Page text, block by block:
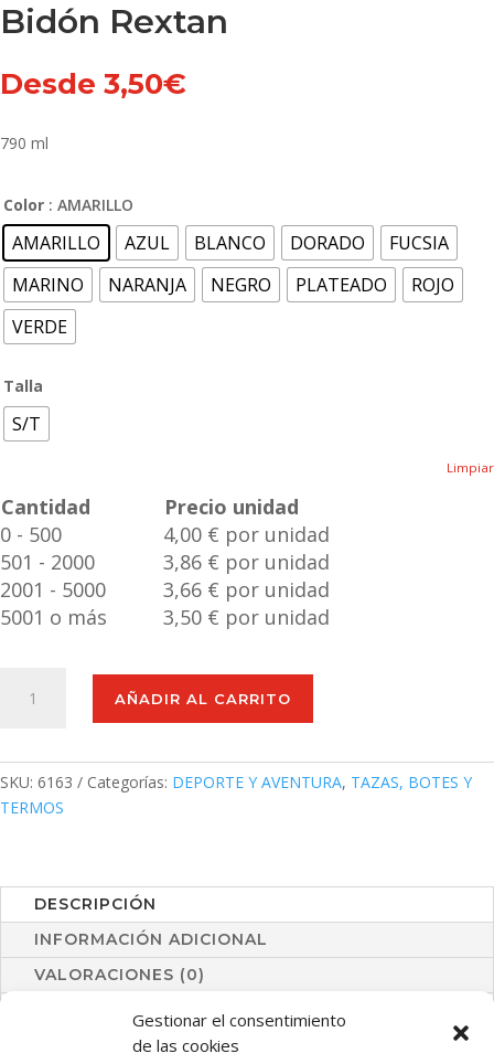
Gestionar el consentimiento
de las cookies
Bidón Rextan
Desde 3,50€
790 ml
Color : AMARILLO
AMARILLO AZUL BLANCO DORADO
FUCSIA
MARINO
NARANJA NEGRO PLATEADO
ROJO
VERDE
Talla
S/T
Limpiar
Cantidad
Precio unidad
0 - 500
4,00 € por unidad
501 - 2000
3,86 € por unidad
2001 - 5000
3,66 € por unidad
5001 o más
3,50 € por unidad
Rextan
AÑADIR AL CARRITO
SKU: 6163 Categorías: DEPORTE Y AVENTURA, TAZAS, BOTES Y
TERMOS
DESCRIPCIÓN
INFORMACIÓN ADICIONAL
VALORACIONES (0)
Bidón de 790ml de capacidad con cuerpo acabado en
acero inox de vivos y variados colores mates. Con tapón